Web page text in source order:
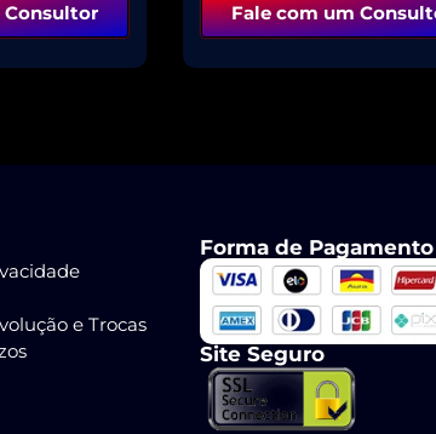
Consultor
Fale com um
e Trocas
Forma de Pagamento
Site Seguro